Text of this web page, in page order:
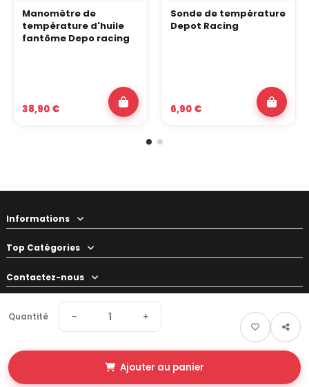
Quantité − +
Ajouter au panier
Manomètre de
température d'huile
fantôme Depo racing
38,90 €
Sonde de température
Depot Racing
6,90 €
Informations
Top Catégories
Contactez-nous
Votre préparateur
© 2026 Swapland - Tous droits réservés • Made by